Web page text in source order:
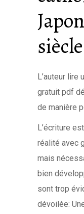
L’auteur lire
gratuit pdf
de manière
L’écriture
réalité avec
mais
bien
sont trop
dévoilée: